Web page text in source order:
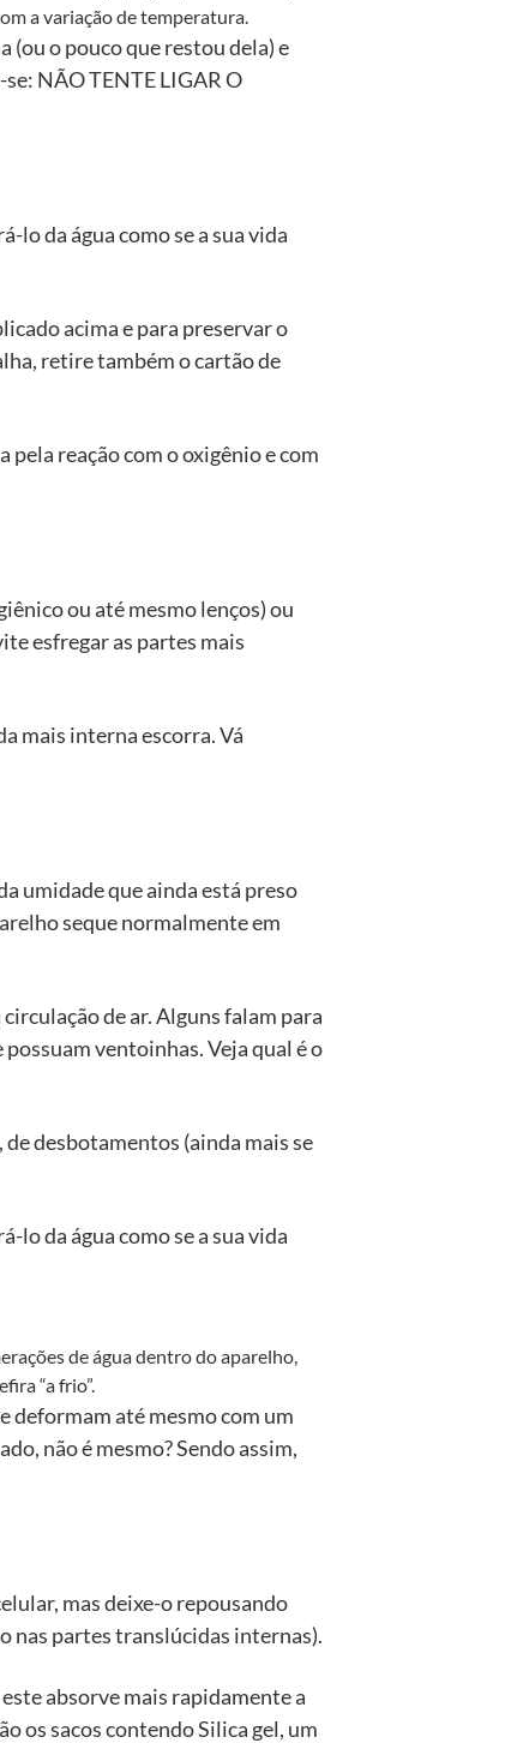
a variação de temperatura.
(ou o pouco que restou dela) e
NÃO TENTE LIGAR O
lo da água como se a sua vida
acima e para preservar o
retire também o cartão de
pela reação com o oxigênio e com
ou até mesmo lenços) ou
esfregar as partes mais
mais interna escorra. Vá
umidade que ainda está preso
seque normalmente em
de ar. Alguns falam para
ventoinhas. Veja qual é o
desbotamentos (ainda mais se
lo da água como se a sua vida
de água dentro do aparelho,
“a frio”.
deformam até mesmo com um
não é mesmo? Sendo assim,
mas deixe-o repousando
nas partes translúcidas internas).
absorve mais rapidamente a
os sacos contendo Silica gel, um